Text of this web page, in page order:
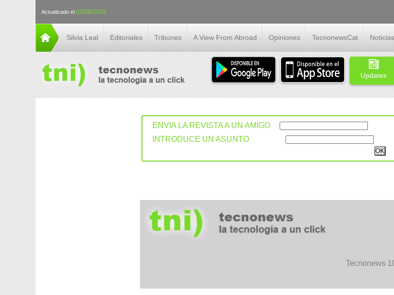
Actualizado el 03/08/2026
Silvia Leal Editoriales Tribunes A View From Abroad Opiniones TecnonewsCat Noticias
Updates
ENVIA LA REVISTA A UN AMIGO
INTRODUCE UN ASUNTO
Tecnonews